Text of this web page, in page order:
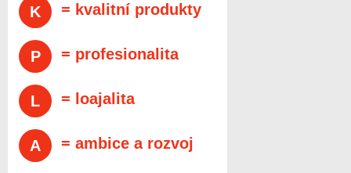
K = kvalitní produkty
P = profesionalita
L = loajalita
A = ambice a rozvoj